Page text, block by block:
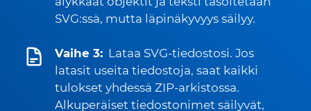
SVG:ssä, mutta läpinäkyvyys säilyy.
Vaihe 3: Lataa SVG-tiedostosi. Jos
latasit useita tiedostoja, saat kaikki
tulokset yhdessä ZIP-arkistossa.
Alkuperäiset tiedostonimet säilyvät,